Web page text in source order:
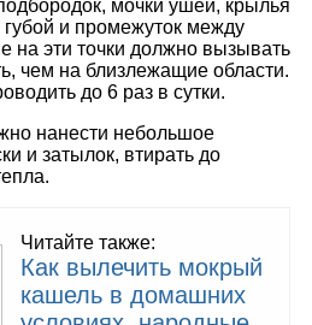
мочки ушей, крылья
и промежуток между
на эти точки должно вызывать
чем на близлежащие области.
до 6 раз в сутки.
нанести небольшое
и затылок, втирать до
Читайте также:
Как вылечить мокрый
кашель в домашних